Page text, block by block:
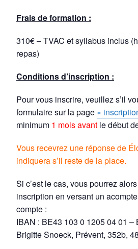
Frais de formation :
310€ – TVAC et syllabus inclus
repas)
Conditions d’inscription :
Pour vous inscrire, veuillez s’il
formulaire sur la page «
minimum 1 mois avant le début
Vous recevrez une réponse de
indiquera s’il reste de la place.
Si c’est le cas, vous pourrez
inscription en versant un
compte :
IBAN : BE43 103 0 1205 04 01 –
Brigitte Snoeck, Prévent, 352b,